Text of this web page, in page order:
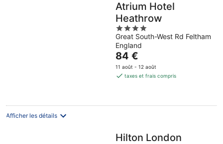
Atrium Hotel
Heathrow
4
out
of
5
Great South-West Rd Feltham
England
Le
prix
est
par
84 €
11 août - 12 août
taxes et frais compris
Afficher les détails
Hilton London